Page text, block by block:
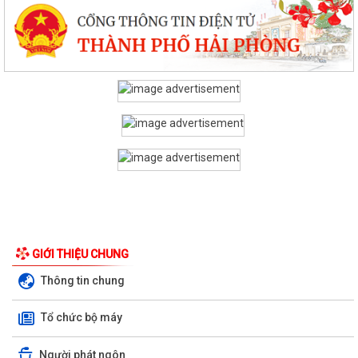
GIỚI THIỆU CHUNG
Thông tin chung
Tổ chức bộ máy
Người phát ngôn